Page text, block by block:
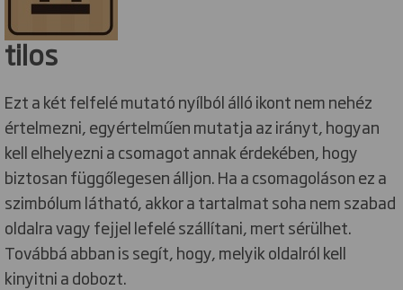
tilos
Ezt a két felfelé mutató nyílból álló ikont nem nehéz
értelmezni, egyértelműen mutatja az irányt, hogyan
kell elhelyezni a csomagot annak érdekében, hogy
biztosan függőlegesen álljon. Ha a csomagoláson ez a
szimbólum látható, akkor a tartalmat soha nem szabad
oldalra vagy fejjel lefelé szállítani, mert sérülhet.
Továbbá abban is segít, hogy, melyik oldalról kell
kinyitni a dobozt.